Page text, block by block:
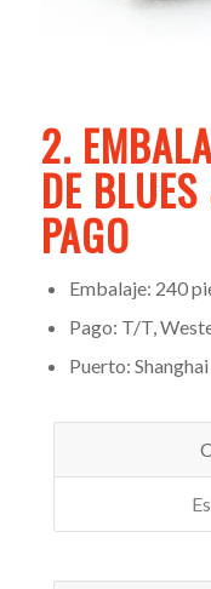
2.
DE BLUES
PAGO
Embalaje: 240
Pago: T/T,
Puerto: